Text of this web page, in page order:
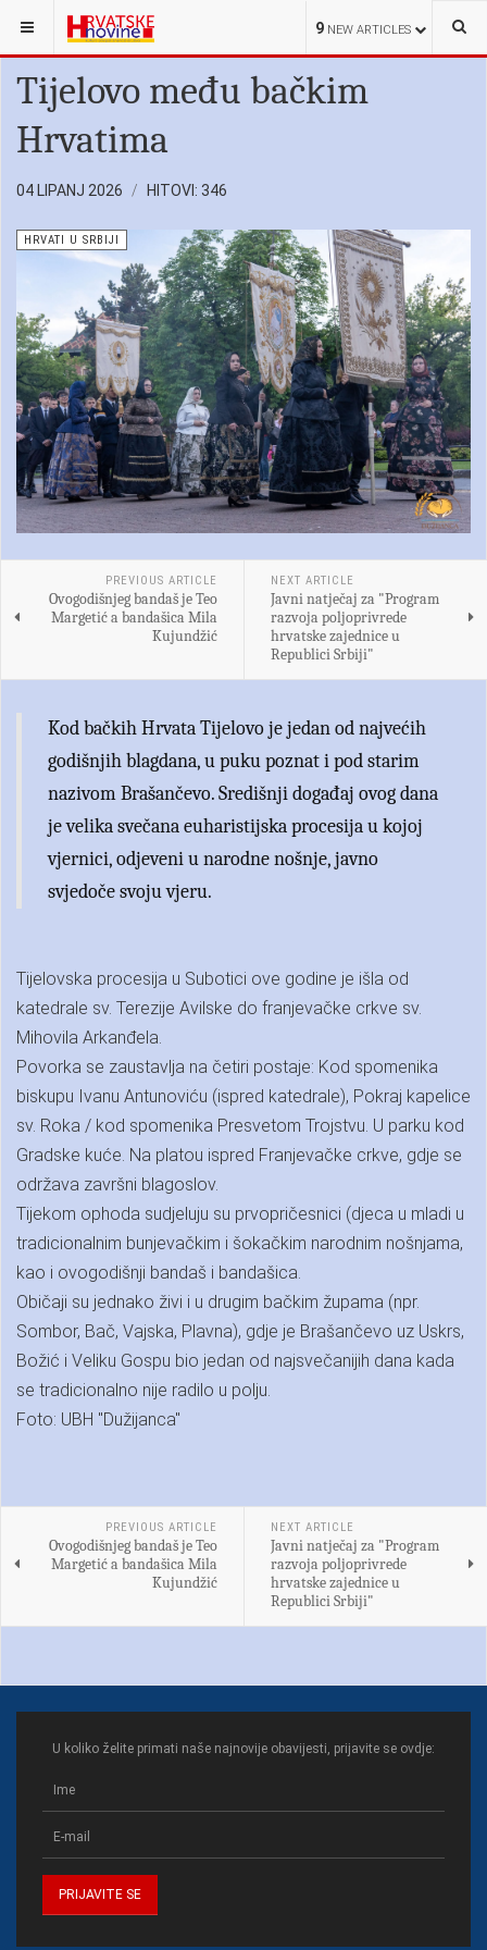
9 NEW ARTICLES
NALAZITE SE OVDJE:
Tijelovo među bačkim
Hrvatima
04 LIPANJ 2026 HITOVI: 346
HRVATI U SRBIJI
PREVIOUS ARTICLE
Ovogodišnjeg bandaš je Teo
Margetić a bandašica Mila
Kujundžić
NEXT ARTICLE
Javni natječaj za "Program
razvoja poljoprivrede
hrvatske zajednice u
Republici Srbiji"
Kod bačkih Hrvata Tijelovo je jedan od najvećih
godišnjih blagdana, u puku poznat i pod starim
nazivom Brašančevo. Središnji događaj ovog dana
je velika svečana euharistijska procesija u kojoj
vjernici, odjeveni u narodne nošnje, javno
svjedoče svoju vjeru.
Tijelovska procesija u Subotici ove godine je išla od
katedrale sv. Terezije Avilske do franjevačke crkve sv.
Mihovila Arkanđela.
Povorka se zaustavlja na četiri postaje: Kod spomenika
biskupu Ivanu Antunoviću (ispred katedrale), Pokraj kapelice
sv. Roka / kod spomenika Presvetom Trojstvu. U parku kod
Gradske kuće. Na platou ispred Franjevačke crkve, gdje se
održava završni blagoslov.
Tijekom ophoda sudjeluju su prvopričesnici (djeca u mladi u
tradicionalnim bunjevačkim i šokačkim narodnim nošnjama,
kao i ovogodišnji bandaš i bandašica.
Običaji su jednako živi i u drugim bačkim župama (npr.
Sombor, Bač, Vajska, Plavna), gdje je Brašančevo uz Uskrs,
Božić i Veliku Gospu bio jedan od najsvečanijih dana kada
se tradicionalno nije radilo u polju.
Foto: UBH "Dužijanca"
PREVIOUS ARTICLE
Ovogodišnjeg bandaš je Teo
Margetić a bandašica Mila
Kujundžić
NEXT ARTICLE
Javni natječaj za "Program
razvoja poljoprivrede
hrvatske zajednice u
Republici Srbiji"
U koliko želite primati naše najnovije obavijesti, prijavite se ovdje: